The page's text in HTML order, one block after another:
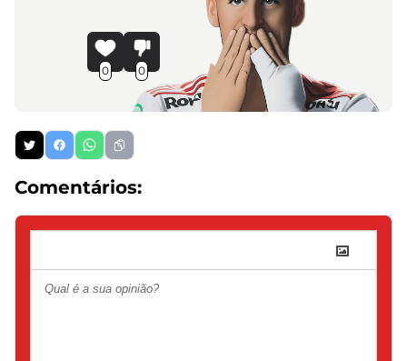
0 0
Comentários: